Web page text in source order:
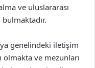
ve uluslararası
genelindeki iletişim
olmakta ve mezunları